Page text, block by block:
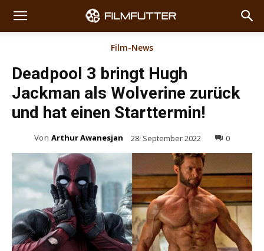
Film-News
Deadpool 3 bringt Hugh
Jackman als Wolverine zurück
und hat einen Starttermin!
Von Arthur Awanesjan 28. September 2022 0